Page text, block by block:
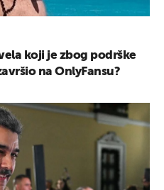
koji je zbog podrške
na OnlyFansu?